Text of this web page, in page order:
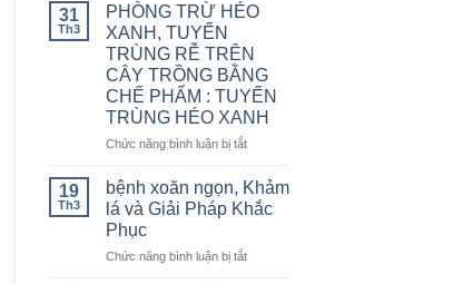
31
Th3
PHÒNG TRỪ HÉO
XANH, TUYẾN
TRÙNG RỄ TRÊN
CÂY TRỒNG BẰNG
CHẾ PHẨM : TUYẾN
TRÙNG HÉO XANH
Chức năng bình luận bị tắtở
TRỪ
HÉO
XANH,
TRÙNG
19
Th3
bệnh xoăn ngọn, Khảm
lá và Giải Pháp Khắc
Phục
Chức năng bình luận bị tắtở